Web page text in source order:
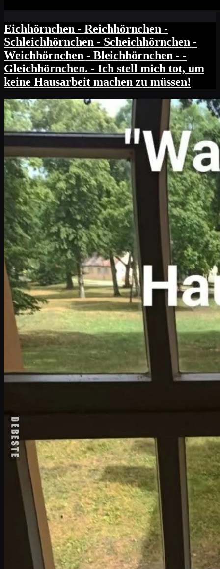
Eichhörnchen - Reichhörnchen -
Schleichhörnchen - Scheichhörnchen -
Weichhörnchen - Bleichhörnchen - -
Gleichhörnchen. - Ich stell mich tot, um
keine Hausarbeit machen zu müssen!